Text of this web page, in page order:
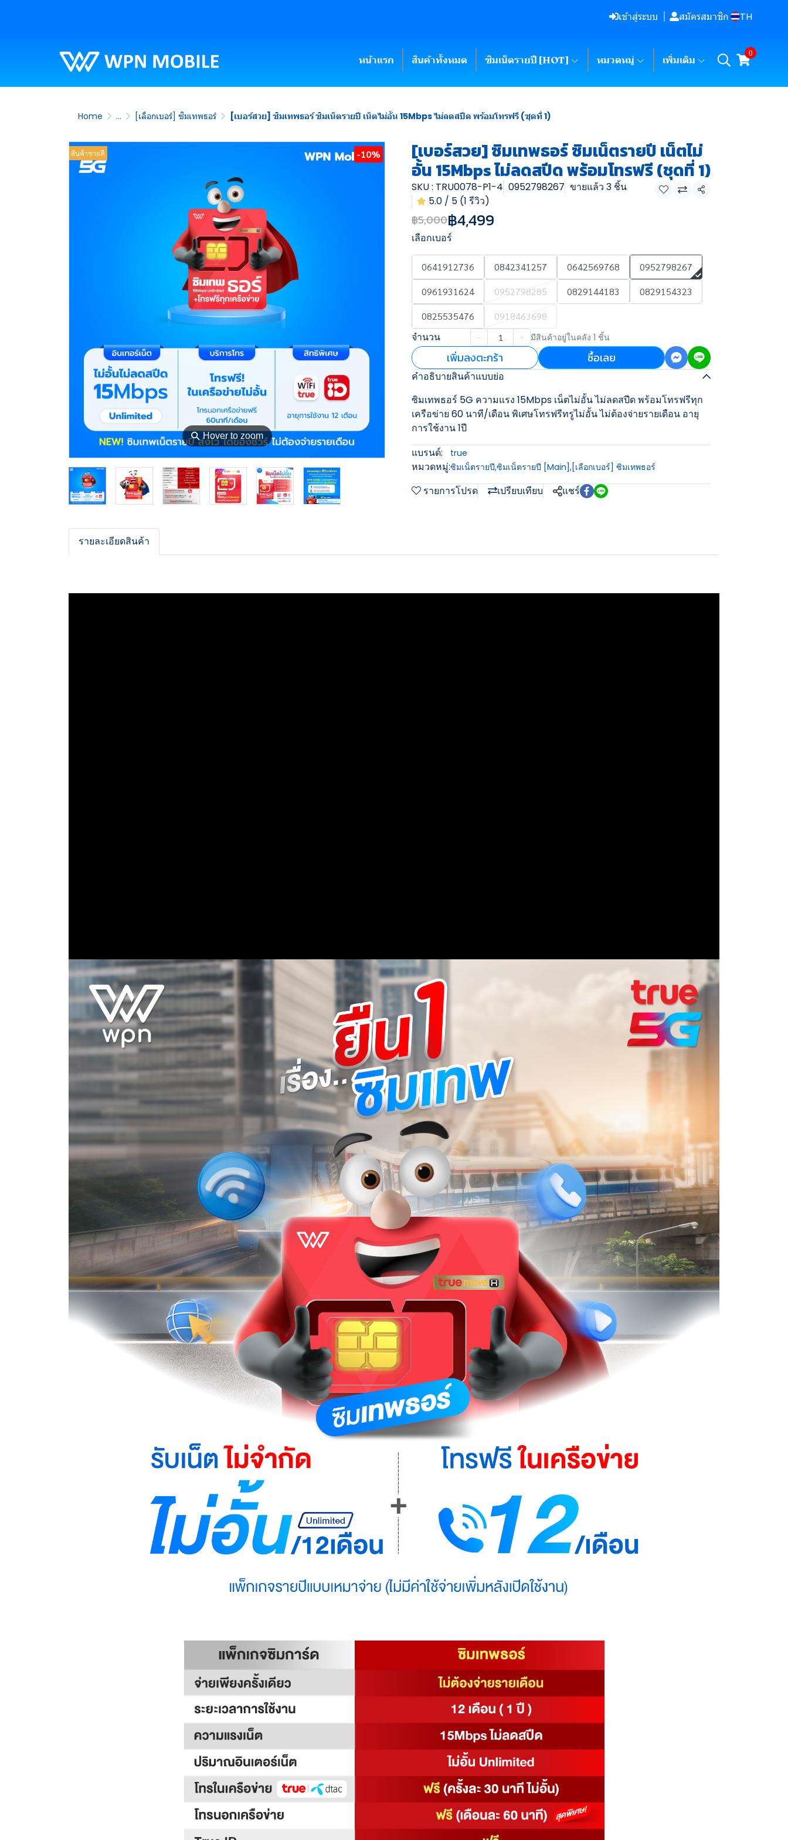
เข้าสู่ระบบ สมัครสมาชิก TH
หน้าแรก สินค้าทั้งหมด ซิมเน็ตรายปี [HOT] หมวดหมู่ เพิ่มเติม
0
Home ... [เลือกเบอร์] ซิมเทพธอร์ [เบอร์สวย] ซิมเทพธอร์ ซิมเน็ตรายปี เน็ตไม่อั้น 15Mbps ไม่ลดสปีด พร้อมโทรฟรี (ชุดที่ 1)
⚲Hover to zoom
สินค้าขายดี -10% [เบอร์สวย] ซิมเทพธอร์ ซิมเน็ตรายปี เน็ตไม่
อั้น 15Mbps ไม่ลดสปีด พร้อมโทรฟรี (ชุดที่ 1)
SKU : TRU0078-P1-4 0952798267 ขายแล้ว 3 ชิ้น
5.0 / 5 (1 รีวิว)
แชร์
฿5,000฿4,499
เลือกเบอร์
0641912736 0842341257 0642569768
0952798267
0961931624
0952798285 0829144183
0829154323
0825535476
0918463698
จำนวน มีสินค้าอยู่ในคลัง 1 ชิ้น
เพิ่มลงตะกร้า ซื้อเลย
คำอธิบายสินค้าแบบย่อ
ซิมเทพธอร์ 5G ความแรง 15Mbps เน็ตไม่อั้น ไม่ลดสปีด พร้อมโทรฟรีทุก
เครือข่าย 60 นาที/เดือน พิเศษโทรฟรีทรูไม่อั้น ไม่ต้องจ่ายรายเดือน อายุ
การใช้งาน 1ปี
แบรนด์:
true
หมวดหมู่:ซิมเน็ตรายปี,ซิมเน็ตรายปี [Main],[เลือกเบอร์] ซิมเทพธอร์
รายการโปรด เปรียบเทียบ แชร์
รายละเอียดสินค้า